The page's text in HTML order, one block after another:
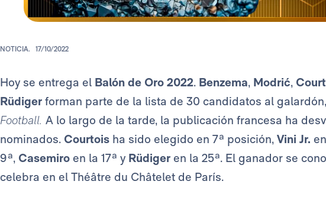
NOTICIA. 17/10/2022
Hoy se entrega el Balón de Oro 2022. Benzema, Modrić,
Rüdiger forman parte de la lista de 30 candidatos al
Football. A lo largo de la tarde, la publicación francesa ha
nominados. Courtois ha sido elegido en 7ª posición, Vini Jr.
9ª, Casemiro en la 17ª y Rüdiger en la 25ª. El ganador se
celebra en el Théâtre du Châtelet de París.